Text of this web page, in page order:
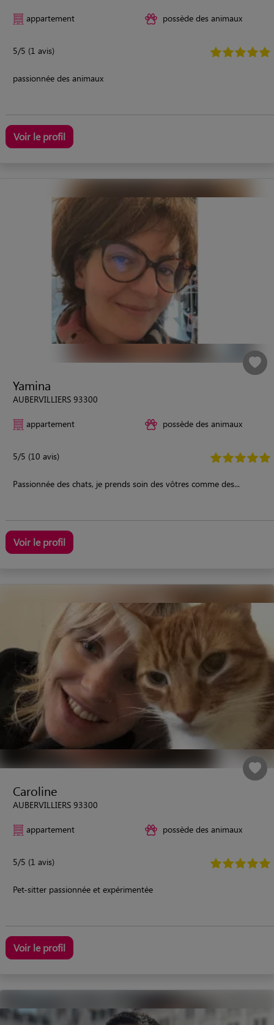
appartement possède des animaux
5/5 (1 avis)
passionnée des animaux
Voir le profil
Yamina
AUBERVILLIERS 93300
appartement possède des animaux
5/5 (10 avis)
Passionnée des chats, je prends soin des vôtres comme des...
Voir le profil
Caroline
AUBERVILLIERS 93300
appartement possède des animaux
5/5 (1 avis)
Pet-sitter passionnée et expérimentée
Voir le profil